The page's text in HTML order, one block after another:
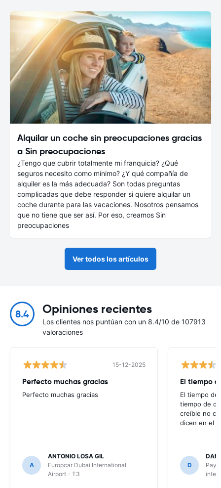
Alquilar un coche sin preocupaciones gracias
a Sin preocupaciones
¿Tengo que cubrir totalmente mi franquicia? ¿Qué
seguros necesito como mínimo? ¿Y qué compañía de
alquiler es la más adecuada? Son todas preguntas
complicadas que debe responder si quiere alquilar un
coche durante para las vacaciones. Nosotros pensamos
que no tiene que ser así. Por eso, creamos Sin
preocupaciones
Ver todos los artículos
8.4 Opiniones recientes
Los clientes nos puntúan con un 8.4/10 de 107913
valoraciones
15-12-2025
Perfecto muchas gracias
Perfecto muchas gracias
A
ANTONIO LOSA GIL
Europcar Dubai International
Airport - T3
El tiempo
El tiempo
tiempo de
creíble no
dicen en el
D